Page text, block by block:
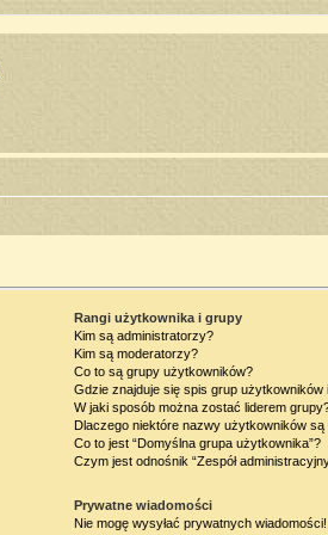
Rangi użytkownika i grupy
Kim są administratorzy?
Kim są moderatorzy?
Co to są grupy użytkowników?
Gdzie znajduje się spis grup użytkowników
W jaki sposób można zostać liderem
Dlaczego niektóre nazwy użytkowników
Co to jest “Domyślna grupa użytkownika”?
Czym jest odnośnik “Zespół
Prywatne wiadomości
Nie mogę wysyłać prywatnych wiadomości!